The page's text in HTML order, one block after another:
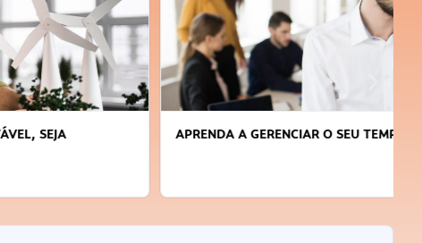
APRENDA A GERENCIAR O SEU TEMPO